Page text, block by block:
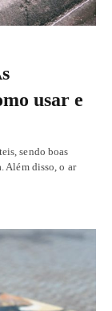
usar e
sendo boas
Além disso, o ar